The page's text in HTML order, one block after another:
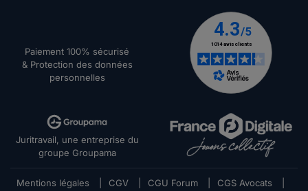
Paiement 100% sécurisé
& Protection des données
personnelles
Juritravail, une entreprise du
groupe Groupama
Mentions légales CGV CGU Forum CGS Avocats